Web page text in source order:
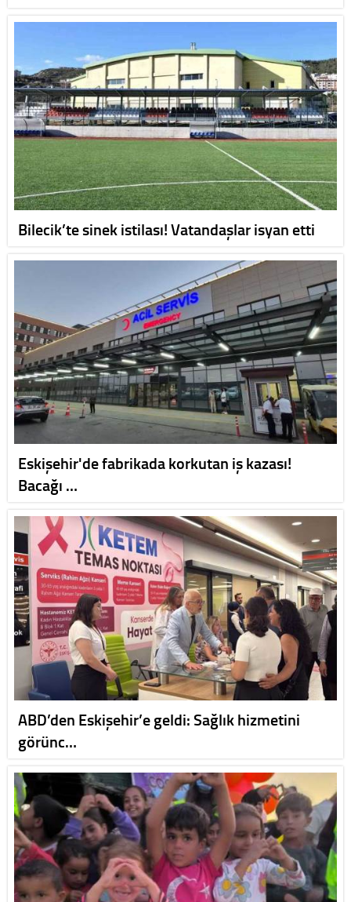
Bilecik’te sinek istilası! Vatandaşlar isyan etti
Eskişehir'de fabrikada korkutan iş kazası!
Bacağı …
ABD’den Eskişehir’e geldi: Sağlık hizmetini
görünc…